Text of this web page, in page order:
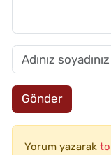
Gönder
Yorum yazarak